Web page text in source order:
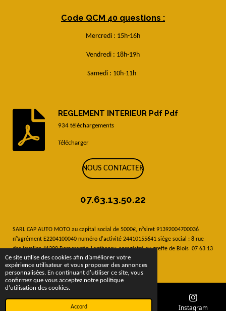
Ce site utilise des cookies afin d’améliorer votre
expérience utilisateur et vous proposer des annonces
personnalisées. En continuant d'utiliser ce site, vous
confirmez que vous acceptez notre politique
d’utilisation des cookies.
Accord
Code QCM 40 questions :
Mercredi : 15h-16h
Vendredi : 18h-19h
Samedi : 10h-11h
REGLEMENT INTERIEUR Pdf Pdf
934 téléchargements
Télécharger
NOUS CONTACTER
07.63.13.50.22
SARL CAP AUTO MOTO au capital social de 5000€, n°siret 91392004700036
n°agrément E2204100040 numéro d'activité 24410155641 siège social : 8 rue
des javelles 41200 Romorantin-Lanthenay, enregistré au greffe de Blois 07 63 13
50 22, capautomoto@gmail.com
© 2026 - Auto école Cap Auto Moto
Téléphone Instagram